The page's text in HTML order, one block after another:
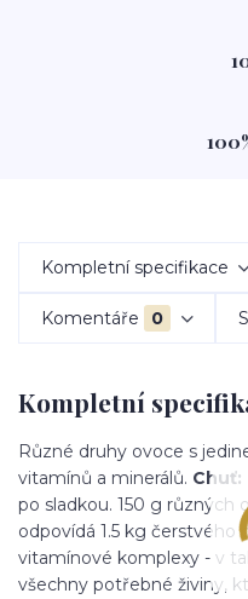
Kompletní specifikace
Komentáře 0
Kompletní
Různé druhy ovoce s
vitamínů a minerálů. Chuť:
po sladkou. 150 g různých
odpovídá 1.5 kg
vitamínové komplexy - v
všechny potřebné živiny,